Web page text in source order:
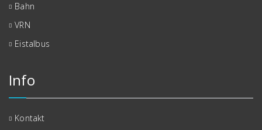
Bahn
VRN
Eistalbus
Info
Kontakt